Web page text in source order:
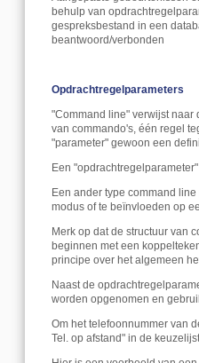
behulp van
gespreksbestand in een
beantwoord/verbonden
Opdrachtregelparameters
"Command line" verwijst naar
van commando's, één regel
"parameter" gewoon een
Een
Een ander type command
modus of te beïnvloeden op
Merk op dat de structuur van
beginnen met een
principe over het algemeen
Naast de
worden opgenomen en
Om het telefoonnummer van
Tel. op afstand" in de